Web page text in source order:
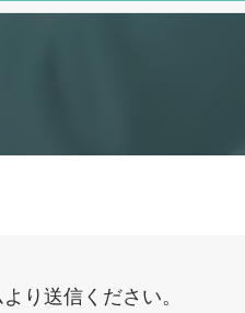
り送信ください。